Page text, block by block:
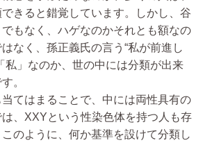
きると錯覚しています。しかし、谷
もなく、ハゲなのかそれとも額なの
なく、孫正義氏の言う“私が前進し
私」なのか、世の中には分類が出来
。
てはまることで、中には両性具有の
、XXYという性染色体を持つ人も存
のように、何か基準を設けて分類し